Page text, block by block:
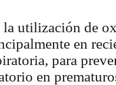
la utilización de
en
para
en